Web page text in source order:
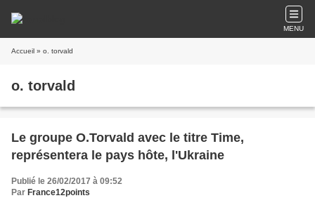
MENU
Accueil » o. torvald
o. torvald
Le groupe O.Torvald avec le titre Time,
représentera le pays hôte, l'Ukraine
Publié le 26/02/2017 à 09:52
Par France12points